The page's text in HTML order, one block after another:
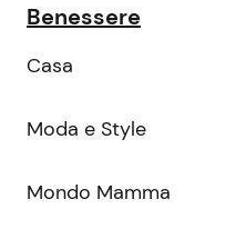
Benessere
Casa
Moda e Style
Mondo Mamma